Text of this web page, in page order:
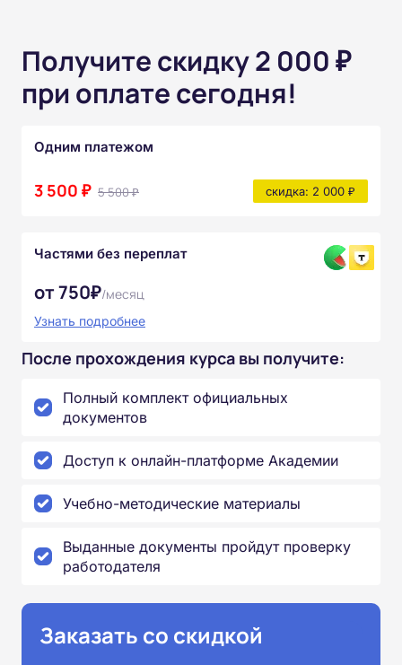
Получите скидку 2 000 ₽
при оплате сегодня!
Одним платежом
3 500 ₽ 5 500 ₽ скидка: 2 000 ₽
Частями без переплат
от 750₽/месяц
Узнать подробнее
После прохождения курса вы получите:
Полный комплект официальных
документов
Доступ к онлайн-платформе Академии
Учебно-методические материалы
Выданные документы пройдут проверку
работодателя
Заказать со скидкой